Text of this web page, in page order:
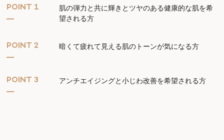
POINT 1
肌の弾力と共に輝きとツヤのある健康的な肌を希
望される方
POINT 2 暗くて疲れて見える肌のトーンが気になる方
POINT 3 アンチエイジングと小じわ改善を希望される方